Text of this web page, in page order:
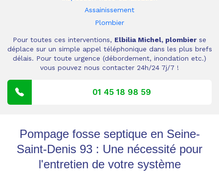
Assainissement
Plombier
Pour toutes ces interventions, Elbilia Michel, plombier se
déplace sur un simple appel téléphonique dans les plus brefs
délais. Pour toute urgence (débordement, inondation etc.)
vous pouvez nous contacter 24h/24 7j/7 !
01 45 18 98 59
Pompage fosse septique en Seine-
Saint-Denis 93 : Une nécessité pour
l'entretien de votre système